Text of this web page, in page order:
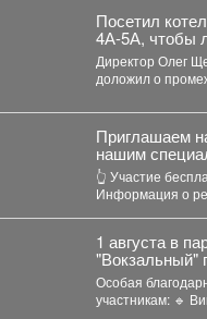
Посетил
4А-5А, чтобы
проверить
капитального
предстоящему
Директор Олег
доложил о
внутридомовых
Приглашаем
нашим
👆 Участие
Информация о
1 августа в
базар -
рукоделия,
уникальных
Особая
участникам: 🔹 Виктор Клопов